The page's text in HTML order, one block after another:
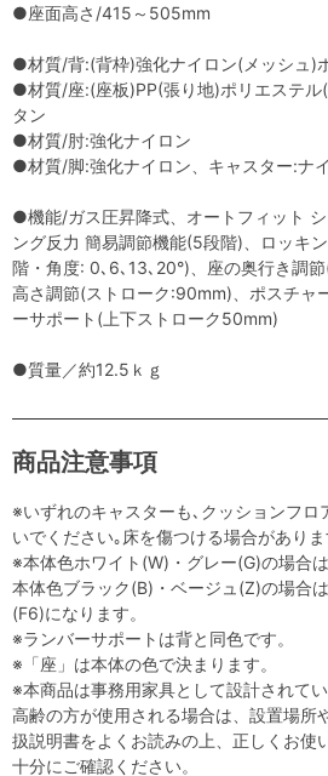
●座面高さ/415～505mm
●材質/背:(背枠)強化ナイロン(メッシュ)
●材質/座:(座板)PP(張り地)ポリエステル
タン
●材質/肘:強化ナイロン
●材質/脚:強化ナイロン、キャスター:ナ
●機能/ガス圧昇降式、オートフィット
ング反力 簡易調節機能(5段階)、ロッキ
階・角度: 0､6､13､20°)、座の奥行き調
高さ調節(ストローク:90mm)、ポスチャ
ーサポート(上下ストローク50mm)
●質量／約12.5ｋｇ
商品注意事項
※いずれのキャスターも､クッションフロ
いでください｡床を傷つける場合がありま
※本体色ホワイト(W)・グレー(G)の場合
本体色ブラック(B)・ベージュ(Z)の場合
(F6)になります。
※ランバーサポートは背と同色です。
※「座」は本体の色で決まります。
※本商品は事務用家具として設計されて
高齢の方が使用される場合は、設置場所
扱説明書をよくお読みの上、正しくお使
十分にご確認ください。